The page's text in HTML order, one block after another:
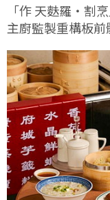
「作 天麩羅・割
主廚監製重構板前